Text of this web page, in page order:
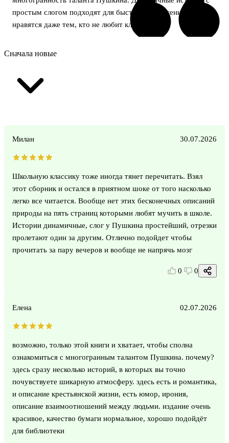
простым слогом подходят для быстрого прочтения и
нравятся даже тем, кто не любит классику.
Сначала новые
Милан 30.07.2026
Школьную классику тоже иногда тянет перечитать. Взял
этот сборник и остался в приятном шоке от того насколько
легко все читается. Вообще нет этих бесконечных описаний
природы на пять страниц которыми любят мучить в школе.
Истории динамичные, слог у Пушкина простейший, отрезки
пролетают один за другим. Отлично подойдет чтобы
прочитать за пару вечеров и вообще не напрячь мозг
0 0
Елена 02.07.2026
возможно, только этой книги и хватает, чтобы сполна
ознакомиться с многогранным талантом Пушкина. почему?
здесь сразу несколько историй, в которых вы точно
почувствуете шикарную атмосферу. здесь есть и романтика,
и описание крестьянской жизни, есть юмор, ирония,
описание взаимоотношений между людьми. издание очень
красивое, качество бумаги нормальное, хорошо подойдёт
для библиотеки